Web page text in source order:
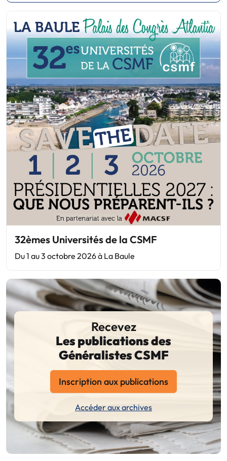
32èmes Universités de la CSMF
Du 1 au 3 octobre 2026 à La Baule
Recevez
Les publications des
Généralistes CSMF
Inscription aux publications
Accéder aux archives